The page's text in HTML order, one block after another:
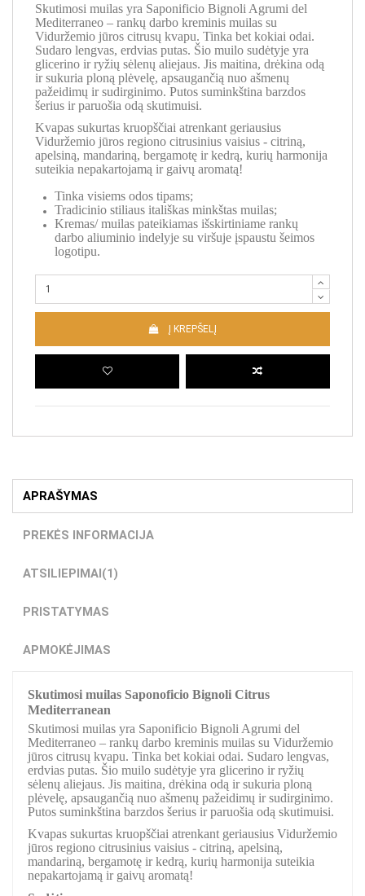
Skutimosi muilas yra Saponificio Bignoli Agrumi del
Mediterraneo – rankų darbo kreminis muilas su
Viduržemio jūros citrusų kvapu. Tinka bet kokiai odai.
Sudaro lengvas, erdvias putas. Šio muilo sudėtyje yra
glicerino ir ryžių sėlenų aliejaus. Jis maitina, drėkina odą
ir sukuria ploną plėvelę, apsaugančią nuo ašmenų
pažeidimų ir sudirginimo. Putos suminkština barzdos
šerius ir paruošia odą skutimuisi.
Kvapas sukurtas kruopščiai atrenkant geriausius
Viduržemio jūros regiono citrusinius vaisius - citriną,
apelsiną, mandariną, bergamotę ir kedrą, kurių harmonija
suteikia nepakartojamą ir gaivų aromatą!
Tinka visiems odos tipams;
Tradicinio stiliaus itališkas minkštas muilas;
Kremas/ muilas pateikiamas išskirtiniame rankų
darbo aliuminio indelyje su viršuje įspaustu šeimos
logotipu.
Į KREPŠELĮ
APRAŠYMAS
PREKĖS INFORMACIJA
ATSILIEPIMAI(1)
PRISTATYMAS
APMOKĖJIMAS
Skutimosi muilas Saponoficio Bignoli Citrus
Mediterranean
Skutimosi muilas yra Saponificio Bignoli Agrumi del
Mediterraneo – rankų darbo kreminis muilas su Viduržemio
jūros citrusų kvapu. Tinka bet kokiai odai. Sudaro lengvas,
erdvias putas. Šio muilo sudėtyje yra glicerino ir ryžių
sėlenų aliejaus. Jis maitina, drėkina odą ir sukuria ploną
plėvelę, apsaugančią nuo ašmenų pažeidimų ir sudirginimo.
Putos suminkština barzdos šerius ir paruošia odą skutimuisi.
Kvapas sukurtas kruopščiai atrenkant geriausius Viduržemio
jūros regiono citrusinius vaisius - citriną, apelsiną,
mandariną, bergamotę ir kedrą, kurių harmonija suteikia
nepakartojamą ir gaivų aromatą!